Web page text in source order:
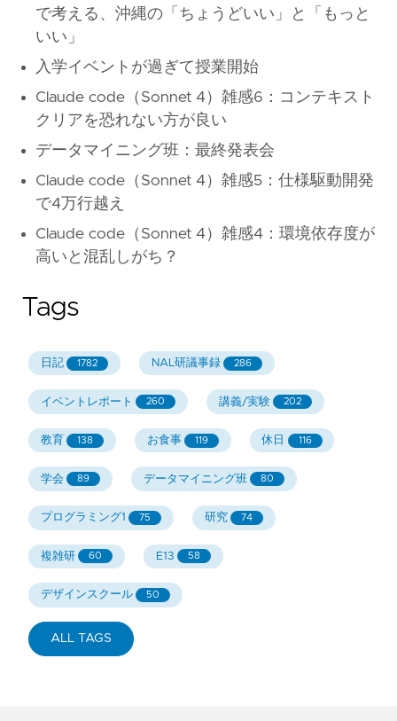
で考える、沖縄の「ちょうどいい」と「もっと
いい」
入学イベントが過ぎて授業開始
Claude code（Sonnet 4）雑感6：コンテキスト
クリアを恐れない方が良い
データマイニング班：最終発表会
Claude code（Sonnet 4）雑感5：仕様駆動開発
で4万行越え
Claude code（Sonnet 4）雑感4：環境依存度が
高いと混乱しがち？
Tags
日記 1782 NAL研議事録 286
イベントレポート 260 講義/実験 202
教育 138 お食事 119 休日 116
学会 89 データマイニング班 80
プログラミング1 75 研究 74
複雑研 60 E13 58
デザインスクール 50
ALL TAGS